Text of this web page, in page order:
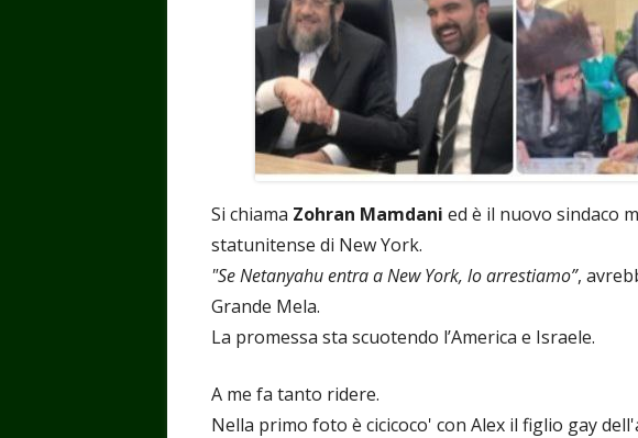
Si chiama Zohran Mamdani ed è il nuovo sindaco
statunitense di New York.
"Se Netanyahu entra a New York, lo arrestiamo”,
Grande Mela.
La promessa sta scuotendo l’America e Israele.
A me fa tanto ridere.
Nella primo foto è cicicoco' con Alex il figlio gay